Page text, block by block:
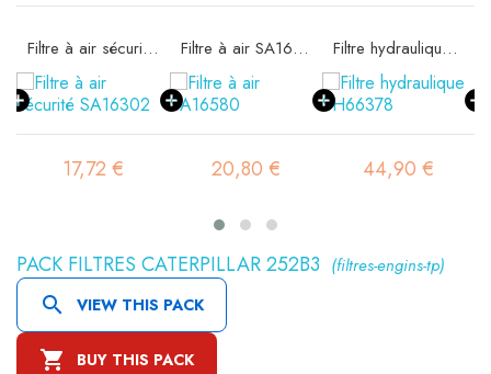
Filtre à air sécurité SA16302
17,72 €
Filtre à air SA16580
20,80 €
Filtre hydraulique SH66378
44,90 €
PACK FILTRES CATERPILLAR 252B3 (filtres-engins-tp)
 VIEW THIS PACK
 BUY THIS PACK